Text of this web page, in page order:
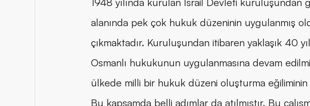
alanında pek çok hukuk düzeninin uygulanmış
çıkmaktadır. Kuruluşundan itibaren yaklaşık 40
Osmanlı hukukunun uygulanmasına devam
ülkede milli bir hukuk düzeni oluşturma eğiliminin
Bu kapsamda belli adımlar da atılmıştır. Bu